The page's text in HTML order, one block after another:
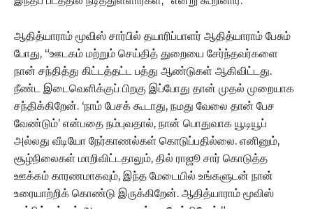
ஆதித்யாராம் மூவிஸ் சார்பில் தயாரிப்பாளர் ஆதித்யாராம் பேசும்
போது, “ஊடகம் மற்றும் செய்தித் துறையை சேர்ந்தவர்களை
நான் சந்தித்து கிட்டத்தட்ட பத்து ஆண்டுகள் ஆகிவிட்டது.
நீண்ட இடைவெளிக்குப் பிறகு இப்போது தான் முதல் முறையாக
சந்திக்கிறேன். ‘நாம் பேசக் கூடாது, நமது வேலை தான் பேச
வேண்டும்’ என்பதை நம்புவதால், நான் பொதுவாக யூடியூப்
அல்லது வீடியோ நேர்காணல்கள் கொடுப்பதில்லை. எனினும்,
சூழ்நிலைகள் மாறிவிட்டதாலும், தில் ராஜூ சார் கொடுத்த
ஊக்கம் காரணமாகவும், இந்த மேடையில் உங்களுடன் நான்
உரையாற்றிக் கொண்டு இருக்கிறேன். ஆதித்யாராம் மூவிஸ்